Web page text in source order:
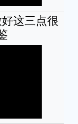
这三点很